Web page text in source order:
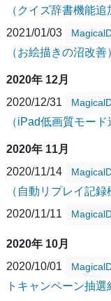
（クイズ辞書機能追
2021/01/03
（お絵描きの沼改善
2020年 12月
2020/12/31
（iPad低画質モード
2020年 11月
2020/11/14
（自動リプレイ記録
2020/11/11
2020年 10月
2020/10/01
トキャンペーン抽